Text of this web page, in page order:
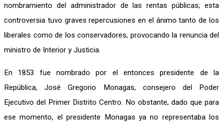
nombramiento del administrador de las rentas públicas; esta
controversia tuvo graves repercusiones en el ánimo tanto de los
liberales como de los conservadores, provocando la renuncia del
ministro de Interior y Justicia.
En 1853 fue nombrado por el entonces presidente de la
República, José Gregorio Monagas, consejero del Poder
Ejecutivo del Primer Distrito Centro. No obstante, dado que para
ese momento, el presidente Monagas ya no representaba los